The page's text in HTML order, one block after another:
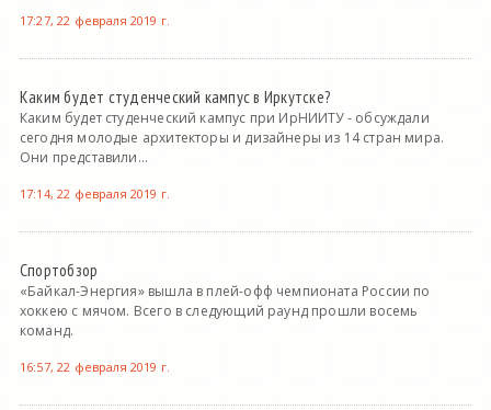
17:27, 22 февраля 2019 г.
Каким будет студенческий кампус в Иркутске?
Каким будет студенческий кампус при ИрНИИТУ - обсуждали
сегодня молодые архитекторы и дизайнеры из 14 стран мира.
Они представили...
17:14, 22 февраля 2019 г.
Спортобзор
«Байкал-Энергия» вышла в плей-офф чемпионата России по
хоккею с мячом. Всего в следующий раунд прошли восемь
команд.
16:57, 22 февраля 2019 г.